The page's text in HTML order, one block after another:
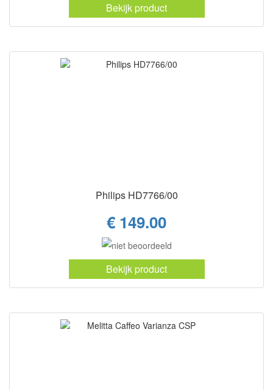
Bekijk product
Philips HD7766/00
€ 149.00
Bekijk product